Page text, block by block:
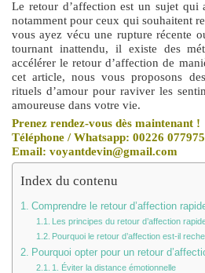
Le retour d’affection est un sujet qui
notamment pour ceux qui souhaitent
vous ayez vécu une rupture récente
tournant inattendu, il existe des
accélérer le retour d’affection de
cet article, nous vous proposons
rituels d’amour pour raviver les
amoureuse dans votre vie.
Prenez rendez-vous dès maintenant !
Téléphone / Whatsapp: 00226
Email: voyantdevin@gmail.com
Index du contenu
Comprendre le retour d’affection
Les principes du retour d’affection
Pourquoi le retour d’affection est-il
Pourquoi opter pour un retour
1. Éviter la distance émotionnelle